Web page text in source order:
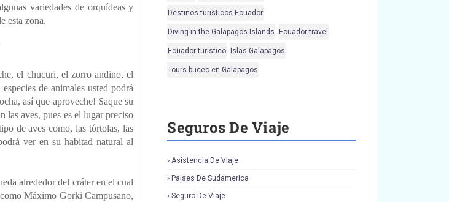
variedades de orquídeas y
esta zona.
el chucuri, el zorro andino, el
de animales usted podrá
así que aproveche! Saque su
las aves, pues es el lugar preciso
de aves como, las tórtolas, las
ver en su habitad natural al
alrededor del cráter en el cual
Máximo Gorki Campusano,
Destinos turisticos Ecuador
Diving in the Galapagos Islands Ecuador travel
Ecuador turistico Islas Galapagos
Tours buceo en Galapagos
Seguros De Viaje
Asistencia De Viaje
Paises De Sudamerica
Seguro De Viaje